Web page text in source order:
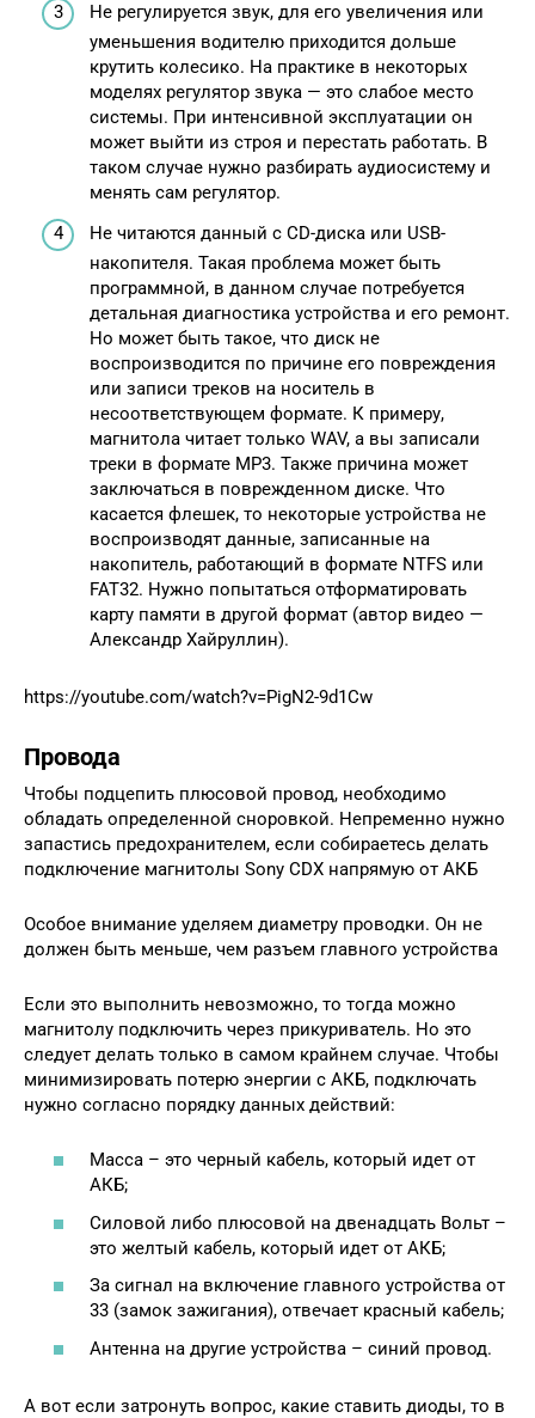
Не регулируется звук, для его увеличения или
уменьшения водителю приходится дольше
крутить колесико. На практике в некоторых
моделях регулятор звука — это слабое место
системы. При интенсивной эксплуатации он
может выйти из строя и перестать работать. В
таком случае нужно разбирать аудиосистему и
менять сам регулятор.
Не читаются данный с CD-диска или USB-
накопителя. Такая проблема может быть
программной, в данном случае потребуется
детальная диагностика устройства и его ремонт.
Но может быть такое, что диск не
воспроизводится по причине его повреждения
или записи треков на носитель в
несоответствующем формате. К примеру,
магнитола читает только WAV, а вы записали
треки в формате MP3. Также причина может
заключаться в поврежденном диске. Что
касается флешек, то некоторые устройства не
воспроизводят данные, записанные на
накопитель, работающий в формате NTFS или
FAT32. Нужно попытаться отформатировать
карту памяти в другой формат (автор видео —
Александр Хайруллин).
https://youtube.com/watch?v=PigN2-9d1Cw
Провода
Чтобы подцепить плюсовой провод, необходимо
обладать определенной сноровкой. Непременно нужно
запастись предохранителем, если собираетесь делать
подключение магнитолы Sony CDX напрямую от АКБ
Особое внимание уделяем диаметру проводки. Он не
должен быть меньше, чем разъем главного устройства
Если это выполнить невозможно, то тогда можно
магнитолу подключить через прикуриватель. Но это
следует делать только в самом крайнем случае. Чтобы
минимизировать потерю энергии с АКБ, подключать
нужно согласно порядку данных действий:
Масса – это черный кабель, который идет от
АКБ;
Силовой либо плюсовой на двенадцать Вольт –
это желтый кабель, который идет от АКБ;
За сигнал на включение главного устройства от
33 (замок зажигания), отвечает красный кабель;
Антенна на другие устройства – синий провод.
А вот если затронуть вопрос, какие ставить диоды, то в